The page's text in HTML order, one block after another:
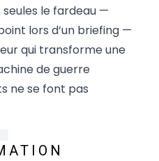
le fardeau —
lors d’un briefing —
qui transforme une
de guerre
ne se font pas